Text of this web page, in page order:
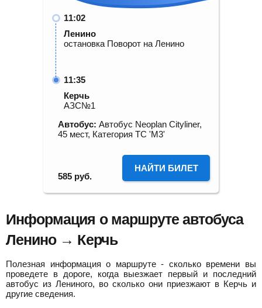
11:02
Ленино
остановка Поворот на Ленино
11:35
Керчь
АЗС№1
Автобус: Автобус Neoplan Cityliner,
45 мест, Категория ТС 'М3'
585 руб.
НАЙТИ БИЛЕТ
Информация о маршруте автобуса
Ленино → Керчь
Полезная информация о маршруте - сколько времени вы
проведете в дороге, когда выезжает первый и последний
автобус из Лениного, во сколько они приезжают в Керчь и
другие сведения.